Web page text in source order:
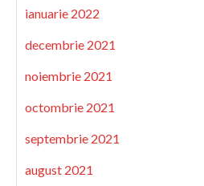
ianuarie 2022
decembrie 2021
noiembrie 2021
octombrie 2021
septembrie 2021
august 2021